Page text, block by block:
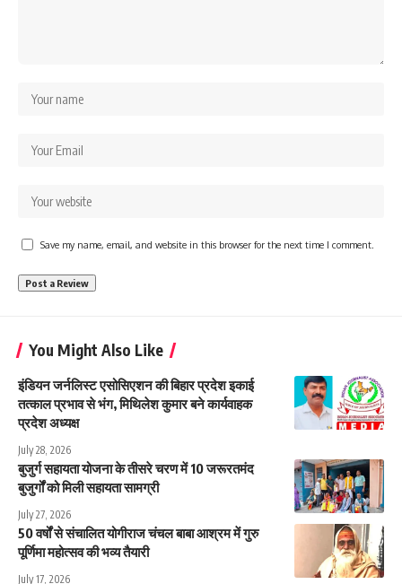
Save my name, email, and website in this browser for the next time I comment.
You Might Also Like
इंडियन जर्नलिस्ट एसोसिएशन की बिहार प्रदेश इकाई
तत्काल प्रभाव से भंग, मिथिलेश कुमार बने कार्यवाहक
प्रदेश अध्यक्ष
July 28, 2026
बुजुर्ग सहायता योजना के तीसरे चरण में 10 जरूरतमंद
बुजुर्गों को मिली सहायता सामग्री
July 27, 2026
50 वर्षों से संचालित योगीराज चंचल बाबा आश्रम में गुरु
पूर्णिमा महोत्सव की भव्य तैयारी
July 17, 2026